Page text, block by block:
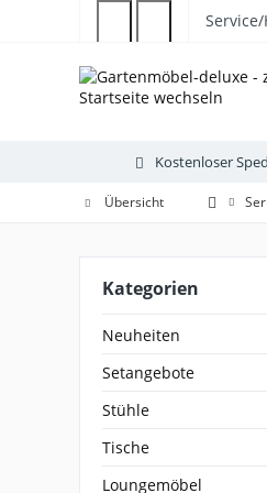
Kostenloser
Übersicht
Kategorien
Neuheiten
Setangebote
Stühle
Tische
Loungemöbel